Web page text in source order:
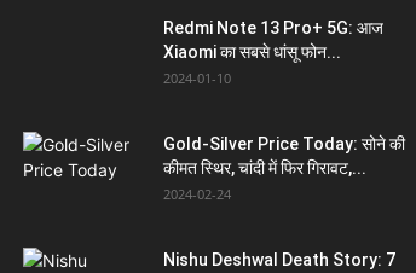
Redmi Note 13 Pro+ 5G: आज
Xiaomi का सबसे धांसू फोन...
2024-01-10
Gold-Silver Price Today: सोने की
कीमत स्थिर, चांदी में फिर गिरावट,...
2024-02-24
Nishu Deshwal Death Story: 7